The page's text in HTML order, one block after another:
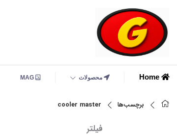
محصولات
برچسب‌ها cooler master
فیلتر